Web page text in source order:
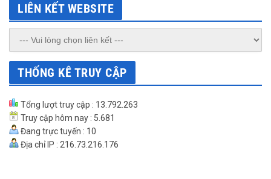
LIÊN KẾT WEBSITE
THỐNG KÊ TRUY CẬP
Tổng lượt truy cập : 13.792.263
Truy cập hôm nay : 5.681
Đang trực tuyến : 10
Địa chỉ IP : 216.73.216.176